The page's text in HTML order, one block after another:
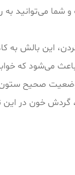
می‌توانید به
این بالش
می‌شود که
صحیح ستون
خون در این